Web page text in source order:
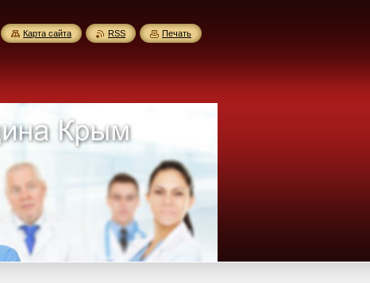
Карта сайта RSS Печать